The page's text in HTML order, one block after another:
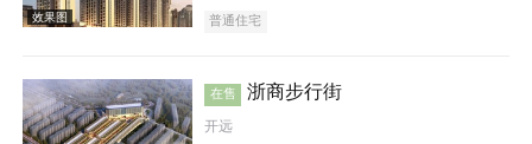
普通住宅
在售 浙商步行街
开远